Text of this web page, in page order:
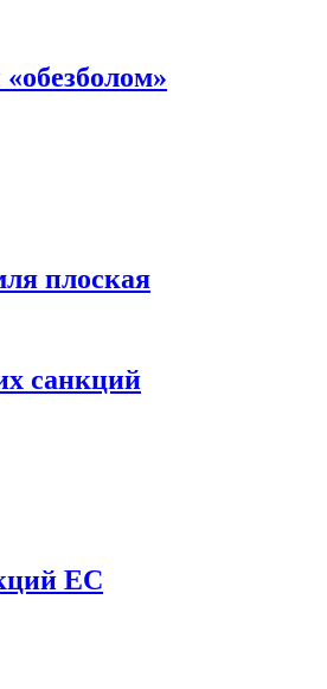
плоская
санкций
ЕС